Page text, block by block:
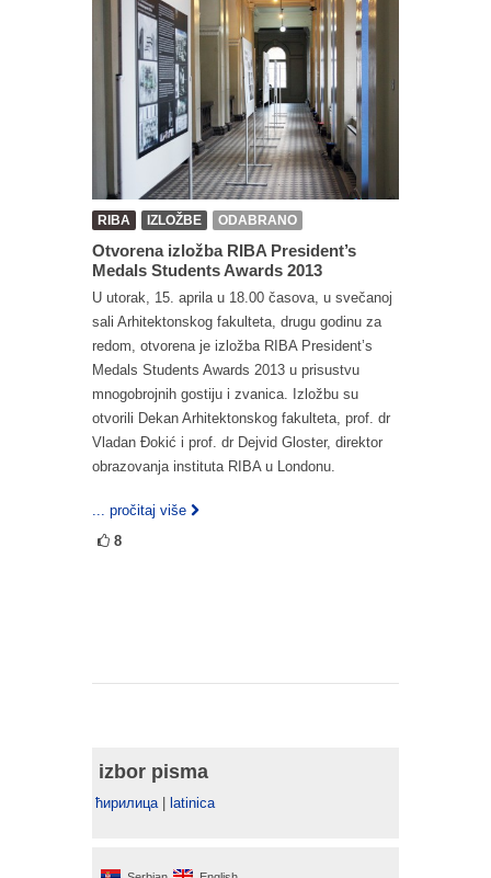
RIBA IZLOŽBE ODABRANO
Otvorena izložba RIBA President’s
Medals Students Awards 2013
U utorak, 15. aprila u 18.00 časova, u svečanoj
sali Arhitektonskog fakulteta, drugu godinu za
redom, otvorena je izložba RIBA President’s
Medals Students Awards 2013 u prisustvu
mnogobrojnih gostiju i zvanica. Izložbu su
otvorili Dekan Arhitektonskog fakulteta, prof. dr
Vladan Đokić i prof. dr Dejvid Gloster, direktor
obrazovanja instituta RIBA u Londonu.
... pročitaj više
8
izbor pisma
ћирилица| latinica